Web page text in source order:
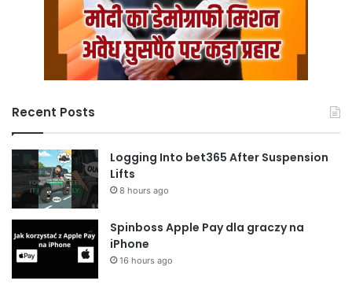
Recent Posts
Logging Into bet365 After Suspension
Lifts
8 hours ago
Spinboss Apple Pay dla graczy na
iPhone
16 hours ago